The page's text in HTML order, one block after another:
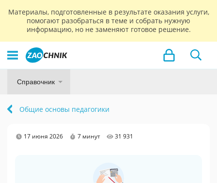
Материалы, подготовленные в результате оказания услуги,
помогают разобраться в теме и собрать нужную
информацию, но не заменяют готовое решение.
Справочник
Общие основы педагогики
17 июня 2026 7 минут 31 931